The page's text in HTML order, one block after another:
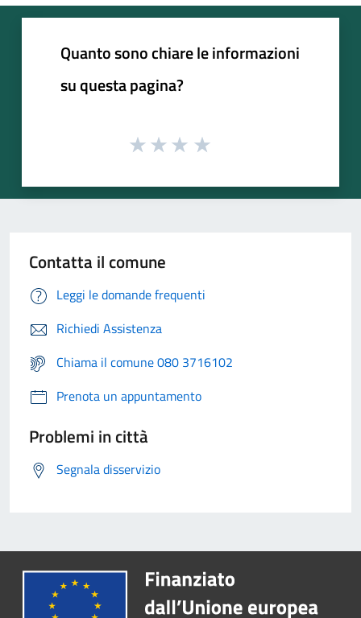
Quanto sono chiare le informazioni
su questa pagina?
Contatta il comune
Leggi le domande frequenti
Richiedi Assistenza
Chiama il comune 080 3716102
Prenota un appuntamento
Problemi in città
Segnala disservizio